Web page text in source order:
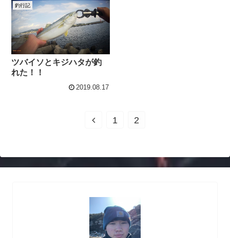
釣行記
ツバイソとキジハタが釣
れた！！
2019.08.17
前
1 2